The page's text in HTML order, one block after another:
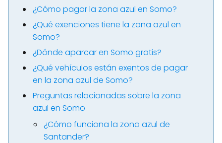
¿Cómo pagar la zona azul en Somo?
¿Qué exenciones tiene la zona azul en
Somo?
¿Dónde aparcar en Somo gratis?
¿Qué vehículos están exentos de pagar
en la zona azul de Somo?
Preguntas relacionadas sobre la zona
azul en Somo
¿Cómo funciona la zona azul de
Santander?